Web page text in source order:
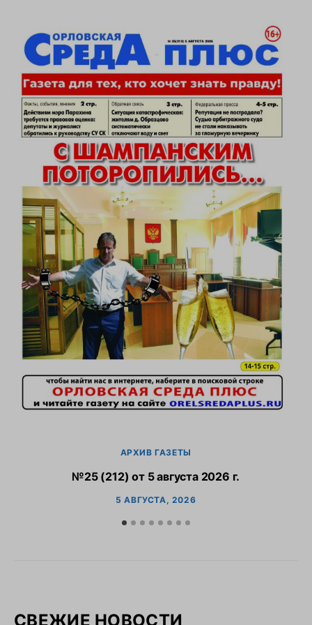
АРХИВ ГАЗЕТЫ
№25 (212) от 5 августа 2026 г.
5 АВГУСТА, 2026
СВЕЖИЕ НОВОСТИ